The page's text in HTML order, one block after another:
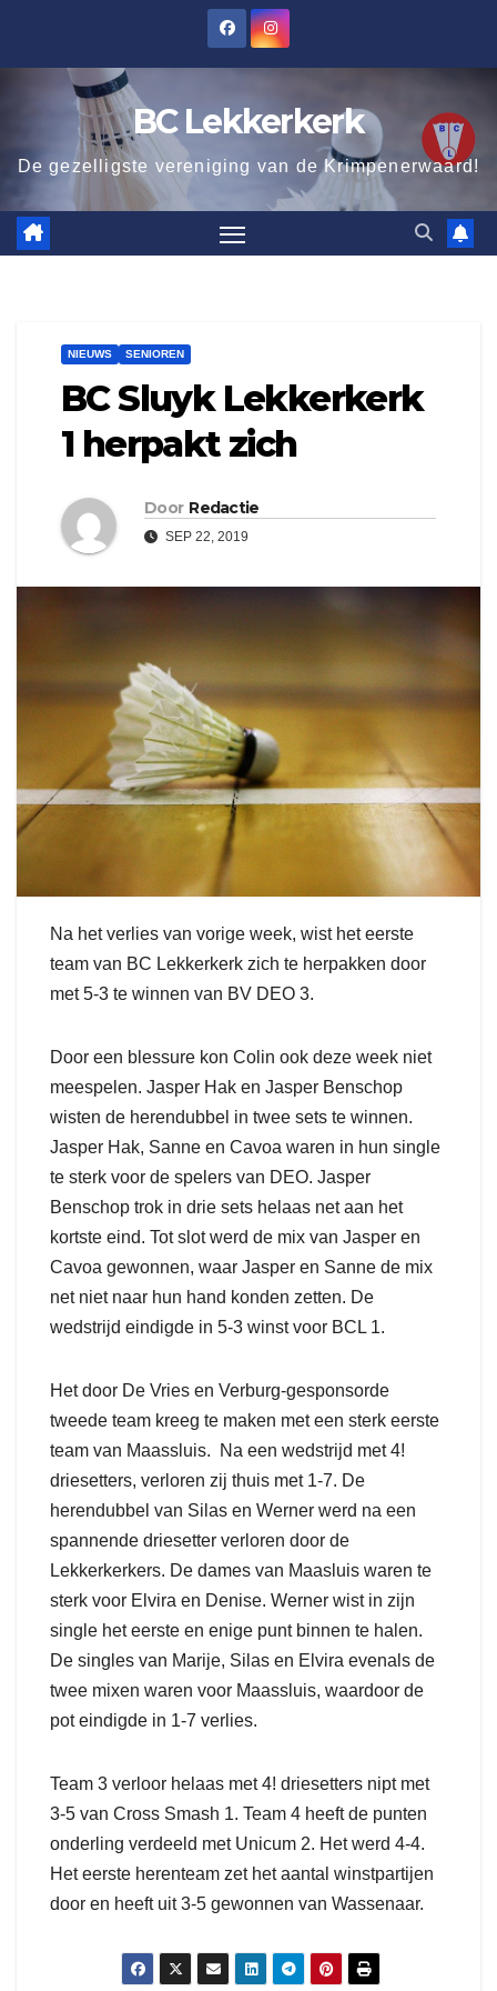
BC Lekkerkerk
De gezelligste vereniging van de Krimpenerwaard!
NIEUWS SENIOREN
BC Sluyk Lekkerkerk
1 herpakt zich
Door Redactie
SEP 22, 2019
Na het verlies van vorige week, wist het eerste
team van BC Lekkerkerk zich te herpakken door
met 5-3 te winnen van BV DEO 3.
Door een blessure kon Colin ook deze week niet
meespelen. Jasper Hak en Jasper Benschop
wisten de herendubbel in twee sets te winnen.
Jasper Hak, Sanne en Cavoa waren in hun single
te sterk voor de spelers van DEO. Jasper
Benschop trok in drie sets helaas net aan het
kortste eind. Tot slot werd de mix van Jasper en
Cavoa gewonnen, waar Jasper en Sanne de mix
net niet naar hun hand konden zetten. De
wedstrijd eindigde in 5-3 winst voor BCL 1.
Het door De Vries en Verburg-gesponsorde
tweede team kreeg te maken met een sterk eerste
team van Maassluis. Na een wedstrijd met 4!
driesetters, verloren zij thuis met 1-7. De
herendubbel van Silas en Werner werd na een
spannende driesetter verloren door de
Lekkerkerkers. De dames van Maasluis waren te
sterk voor Elvira en Denise. Werner wist in zijn
single het eerste en enige punt binnen te halen.
De singles van Marije, Silas en Elvira evenals de
twee mixen waren voor Maassluis, waardoor de
pot eindigde in 1-7 verlies.
Team 3 verloor helaas met 4! driesetters nipt met
3-5 van Cross Smash 1. Team 4 heeft de punten
onderling verdeeld met Unicum 2. Het werd 4-4.
Het eerste herenteam zet het aantal winstpartijen
door en heeft uit 3-5 gewonnen van Wassenaar.